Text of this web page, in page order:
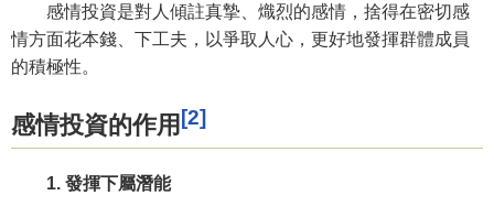
感情投資是對人傾註真摯、熾烈的感情，捨得在密切感
情方面花本錢、下工夫，以爭取人心，更好地發揮群體成員
的積極性。
感情投資的作用 [2]
1. 發揮下屬潛能